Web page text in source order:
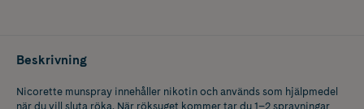
Beskrivning
Nicorette munspray innehåller nikotin och används som hjälpmedel
när du vill sluta röka. När röksuget kommer tar du 1–2 sprayningar